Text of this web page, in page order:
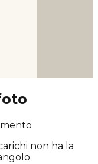
non ha la